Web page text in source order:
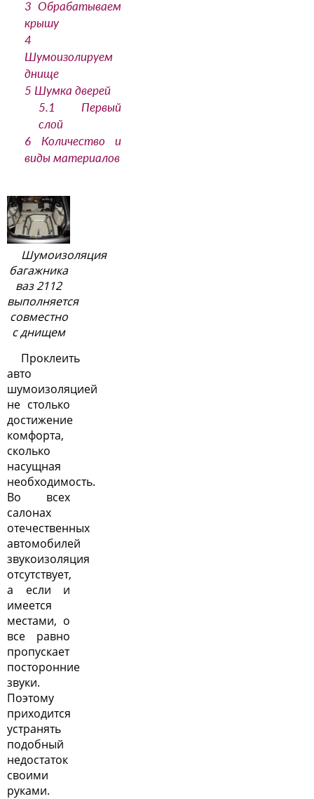
3 Обрабатываем
крышу
4
Шумоизолируем
днище
5 Шумка дверей
5.1
Первый
слой
6 Количество и
виды материалов
Шумоизоляция
багажника
ваз 2112
выполняется
совместно
с днищем
Проклеить
авто
шумоизоляцией
не столько
достижение
комфорта,
сколько
насущная
необходимость.
Во всех
салонах
отечественных
автомобилей
звукоизоляция
отсутствует,
а если и
имеется
местами, о
все равно
пропускает
посторонние
звуки.
Поэтому
приходится
устранять
подобный
недостаток
своими
руками.